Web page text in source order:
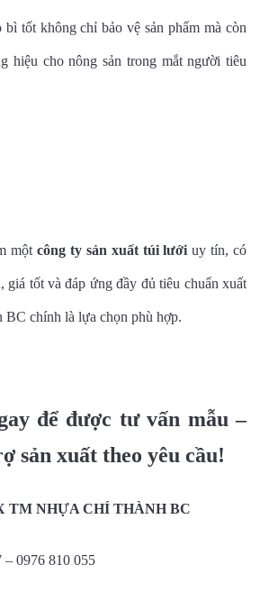
tốt không chỉ bảo vệ sản phẩm mà còn
hiệu cho nông sản trong mắt người tiêu
mộtcông ty sản xuất túi lưới uy tín, có
giá tốt và đáp ứng đầy đủ tiêu chuẩn xuất
BC chính là lựa chọn phù hợp.
để được tư vấn mẫu –
sản xuất theo yêu cầu!
TM NHỰA CHÍ THÀNH BC
– 0976 810 055